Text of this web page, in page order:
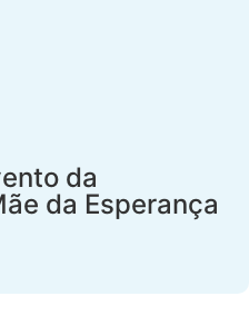
da
da Esperança